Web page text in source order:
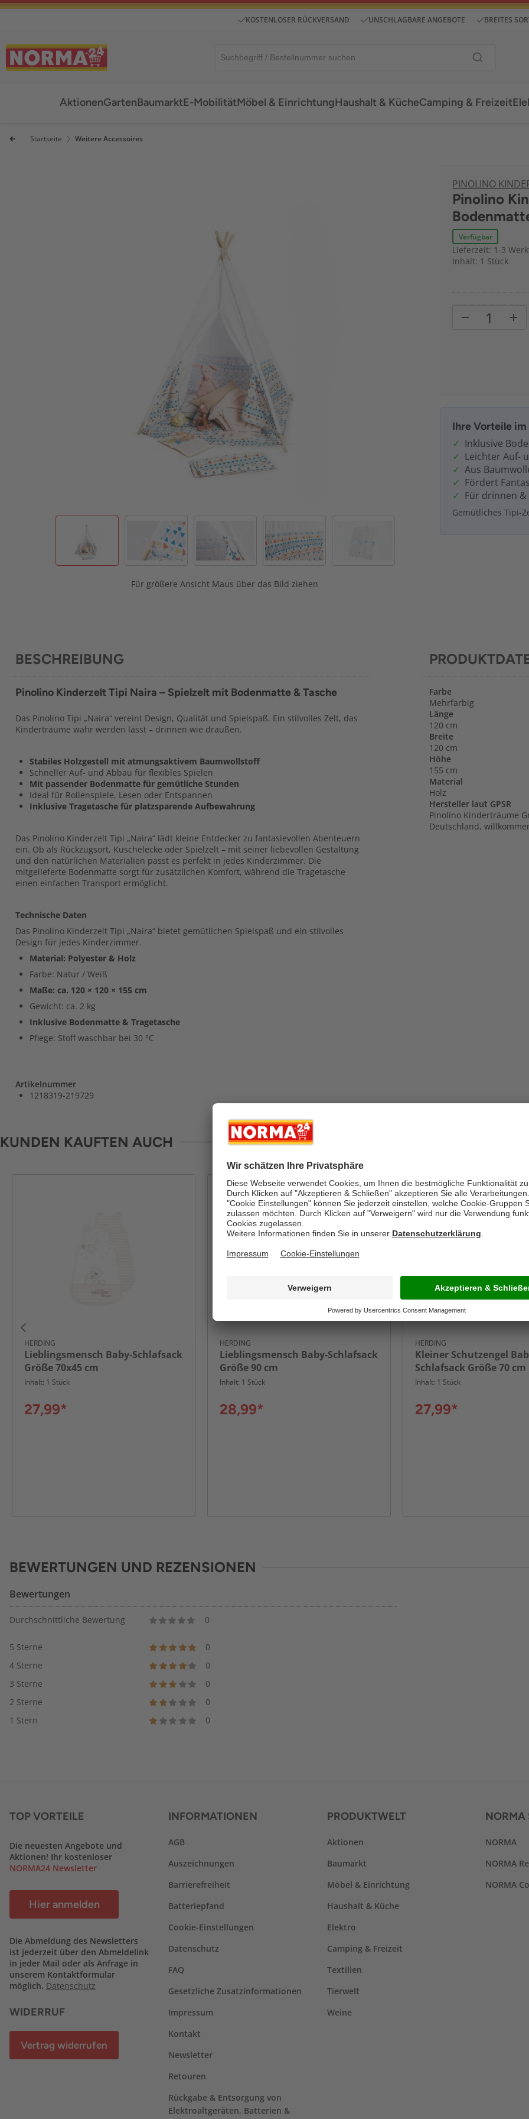
KOSTENLOSER RÜCKVERSAND UNSCHLAGBARE ANGEBOTE BREITES
AktionenGartenBaumarktE-MobilitätMöbel & EinrichtungHaushalt & KücheCamping & Freizeit
Startseite Weitere Accessoires
Für größere Ansicht Maus über das Bild ziehen
PINOLINO
Pinolino
Verfügbar
Lieferzeit: 1-3
Inhalt: 1 Stück
Ihre Vorteile
Inklusive
Leichter Auf-
Aus
Fördert
Für drinnen
Gemütliches Tipi-
BESCHREIBUNG
Pinolino Kinderzelt Tipi Naira – Spielzelt mit Bodenmatte & Tasche
Das Pinolino Tipi „Naira“ vereint Design, Qualität und Spielspaß. Ein stilvolles Zelt, das
Kinderträume wahr werden lässt – drinnen wie draußen.
Stabiles Holzgestell mit atmungsaktivem Baumwollstoff
Schneller Auf- und Abbau für flexibles Spielen
Mit passender Bodenmatte für gemütliche Stunden
Ideal für Rollenspiele, Lesen oder Entspannen
Inklusive Tragetasche für platzsparende Aufbewahrung
Das Pinolino Kinderzelt Tipi „Naira“ lädt kleine Entdecker zu fantasievollen Abenteuern
ein. Ob als Rückzugsort, Kuschelecke oder Spielzelt – mit seiner liebevollen Gestaltung
und den natürlichen Materialien passt es perfekt in jedes Kinderzimmer. Die
mitgelieferte Bodenmatte sorgt für zusätzlichen Komfort, während die Tragetasche
einen einfachen Transport ermöglicht.
Technische Daten
Das Pinolino Kinderzelt Tipi „Naira“ bietet gemütlichen Spielspaß und ein stilvolles
Design für jedes Kinderzimmer.
Material: Polyester & Holz
Farbe: Natur / Weiß
Maße: ca. 120 × 120 × 155 cm
Gewicht: ca. 2 kg
Inklusive Bodenmatte & Tragetasche
Pflege: Stoff waschbar bei 30 °C
Artikelnummer
1218319-219729
Farbe
Mehrfarbig
Länge
120 cm
Breite
120 cm
Höhe
155 cm
Material
Holz
Hersteller laut GPSR
Pinolino Kinderträume
Deutschland,
KUNDEN KAUFTEN AUCH
HERDING
Lieblingsmensch Baby-Schlafsack
Größe 70x45 cm
Inhalt: 1 Stück
27,99*
HERDING
Lieblingsmensch Baby-Schlafsack
Größe 90 cm
Inhalt: 1 Stück
28,99*
HERDING
Kleiner Schutzengel
Schlafsack Größe 70 cm
Inhalt: 1 Stück
27,99*
BEWERTUNGEN UND REZENSIONEN
Bewertungen
Durchschnittliche Bewertung 0
5 Sterne
0
4 Sterne
0
3 Sterne
0
2 Sterne
0
1 Stern
0
TOP VORTEILE
Die neuesten Angebote und
Aktionen! Ihr kostenloser
NORMA24 Newsletter
Hier anmelden
Die Abmeldung des Newsletters
ist jederzeit über den Abmeldelink
in jeder Mail oder als Anfrage in
unserem Kontaktformular
möglich. Datenschutz
WIDERRUF
Vertrag widerrufen
INFORMATIONEN
AGB
Auszeichnungen
Barrierefreiheit
Batteriepfand
Cookie-Einstellungen
Datenschutz
FAQ
Gesetzliche Zusatzinformationen
Impressum
Kontakt
Newsletter
Retouren
Rückgabe & Entsorgung von
Elektroaltgeräten, Batterien &
PRODUKTWELT
Aktionen
Baumarkt
Möbel & Einrichtung
Haushalt & Küche
Elektro
Camping & Freizeit
Textilien
Tierwelt
Weine
NORMA
NORMA
NORMA
NORMA